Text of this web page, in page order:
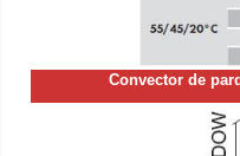
Convector de